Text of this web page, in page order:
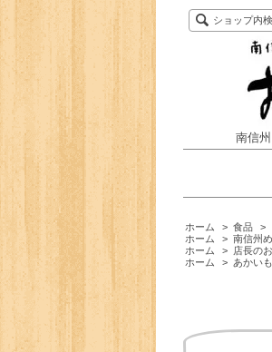
ショップ内
南信
ホーム > 食品 >
ホーム
> 南信州
ホーム
> 店長の
ホーム
> あかい